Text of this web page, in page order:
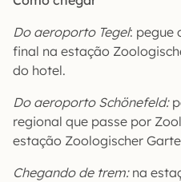
Do aeroporto Tegel: pegue
final na estação
do hotel.
Do aeroporto Schönefeld:
regional que passe por
estação Zoologischer
Chegando de trem:na